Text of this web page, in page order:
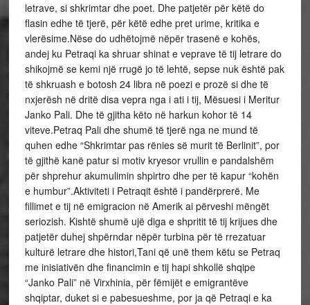
letrave, si shkrimtar dhe poet. Dhe patjetër për këtë do
flasin edhe të tjerë, për këtë edhe pret urime, kritika e
vlerësime.Nëse do udhëtojmë nëpër trasenë e kohës,
andej ku Petraqi ka shruar shinat e veprave të tij letrare do
shikojmë se kemi një rrugë jo të lehtë, sepse nuk është pak
të shkruash e botosh 24 libra në poezi e prozë si dhe të
nxjerësh në dritë disa vepra nga i ati i tij, Mësuesi i Meritur
Janko Pali. Dhe të gjitha këto në harkun kohor të 14
viteve.Petraq Pali dhe shumë të tjerë nga ne mund të
quhen edhe “Shkrimtar pas rënies së murit të Berlinit”, por
të gjithë kanë patur si motiv kryesor vrullin e pandalshëm
për shprehur akumulimin shpirtro dhe per të kapur “kohën
e humbur”.Aktiviteti i Petraqit është i pandërprerë. Me
fillimet e tij në emigracion në Amerik ai përveshi mëngët
seriozish. Kishtë shumë ujë diga e shpritit të tij krijues dhe
patjetër duhej shpërndar nëpër turbina për të rrezatuar
kulturë letrare dhe histori,Tani që unë them këtu se Petraq
me inisiativën dhe financimin e tij hapi shkollë shqipe
“Janko Pali” në Virxhinia, për fëmijët e emigrantëve
shqiptar, duket si e pabesueshme, por ja që Petraqi e ka